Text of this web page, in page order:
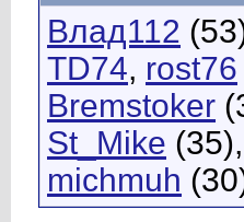
Влад112
TD74, rost76
Bremstoker
St_Mike (35),
michmuh